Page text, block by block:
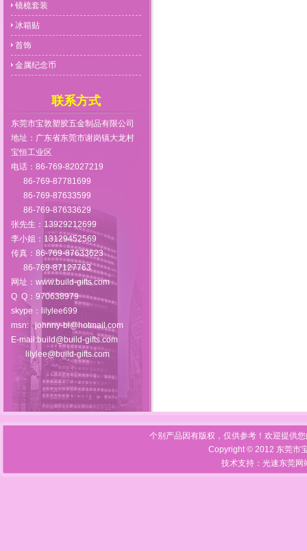
镜梳套装
冰箱贴
首饰
金属纪念币
联系方式
东莞市宝敦塑胶五金制品有限公司
地址：广东省东莞市谢岗镇大龙村
宝恒工业区
电话：86-769-82027219
86-769-87781699
86-769-87633599
86-769-87633629
张先生：13929212699
李小姐：13129452569
传真：86-769-87633623
86-769-87127763
网址： www.build-gifts.com
Q Q：970638979
skype：lilylee699
msn:johnny-bl@hotmail.com
E-mail:build@build-gifts.com
lilylee@build-gifts.com
个别产品因有版权，仅供参考！欢迎提供
Copyright © 2012 东莞市
技术支持：光速东莞网